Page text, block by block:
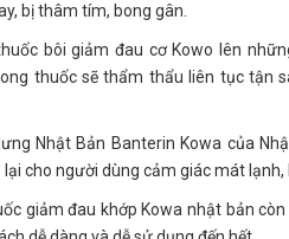
bị thâm tím, bong gân.
bôi giảm đau cơ Kowo lên
thuốc sẽ thẩm thẩu liên tục tận
Nhật Bản Banterin Kowa của
cho người dùng cảm giác mát
giảm đau khớp Kowa nhật bản